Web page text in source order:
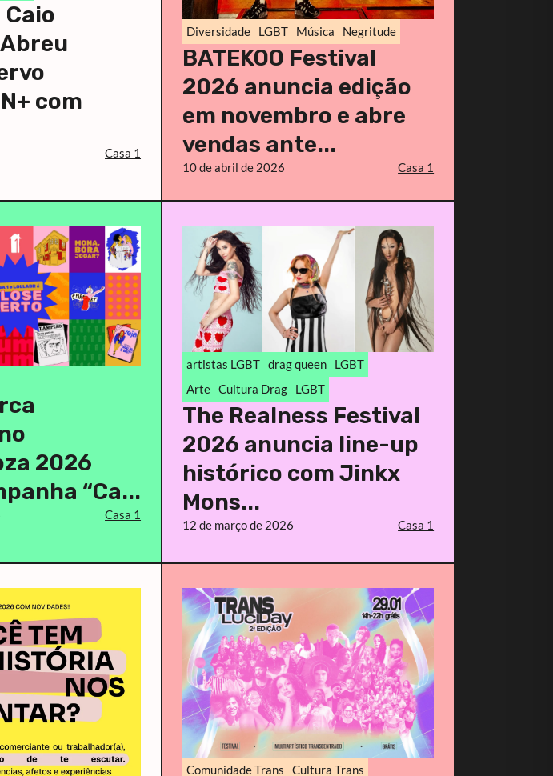
com
Casa 1
Diversidade LGBT Música Negritude
BATEKOO Festival
2026 anuncia edição
em novembro e abre
vendas ante...
10 de abril de 2026 Casa 1
2026
“Ca...
Casa 1
artistas LGBT drag queen
LGBT
Arte Cultura Drag LGBT
The Realness Festival
2026 anuncia line-up
histórico com Jinkx
Mons...
12 de março de 2026 Casa 1
Comunidade Trans Cultura Trans